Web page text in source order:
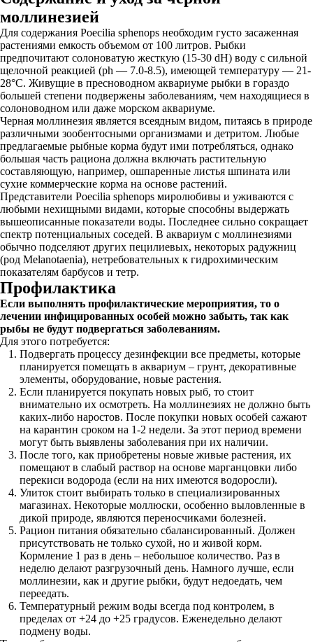
моллинезией
Для содержания Poecilia sphenops необходим густо засаженная
растениями емкость объемом от 100 литров. Рыбки
предпочитают солоноватую жесткую (15-30 dH) воду с сильной
щелочной реакцией (ph — 7.0-8.5), имеющей температуру — 21-
28°C. Живущие в пресноводном аквариуме рыбки в гораздо
большей степени подвержены заболеваниям, чем находящиеся в
солоноводном или даже морском аквариуме.
Черная моллинезия является всеядным видом, питаясь в природе
различными зообентосными организмами и детритом. Любые
предлагаемые рыбные корма будут ими потребляться, однако
большая часть рациона должна включать растительную
составляющую, например, ошпаренные листья шпината или
сухие коммерческие корма на основе растений.
Представители Poecilia sphenops миролюбивы и уживаются с
любыми нехищными видами, которые способны выдержать
вышеописанные показатели воды. Последнее сильно сокращает
спектр потенциальных соседей. В аквариум с моллинезиями
обычно подселяют других пецилиевых, некоторых радужниц
(род Melanotaenia), нетребовательных к гидрохимическим
показателям барбусов и тетр.
Профилактика
Если выполнять профилактические мероприятия, то о
лечении инфицированных особей можно забыть, так как
рыбы не будут подвергаться заболеваниям.
Для этого потребуется:
Подвергать процессу дезинфекции все предметы, которые
планируется помещать в аквариум – грунт, декоративные
элементы, оборудование, новые растения.
Если планируется покупать новых рыб, то стоит
внимательно их осмотреть. На моллинезиях не должно быть
каких-либо наростов. После покупки новых особей сажают
на карантин сроком на 1-2 недели. За этот период времени
могут быть выявлены заболевания при их наличии.
После того, как приобретены новые живые растения, их
помещают в слабый раствор на основе марганцовки либо
перекиси водорода (если на них имеются водоросли).
Улиток стоит выбирать только в специализированных
магазинах. Некоторые моллюски, особенно выловленные в
дикой природе, являются переносчиками болезней.
Рацион питания обязательно сбалансированный. Должен
присутствовать не только сухой, но и живой корм.
Кормление 1 раз в день – небольшое количество. Раз в
неделю делают разгрузочный день. Намного лучше, если
моллинезии, как и другие рыбки, будут недоедать, чем
переедать.
Температурный режим воды всегда под контролем, в
пределах от +24 до +25 градусов. Еженедельно делают
подмену воды.